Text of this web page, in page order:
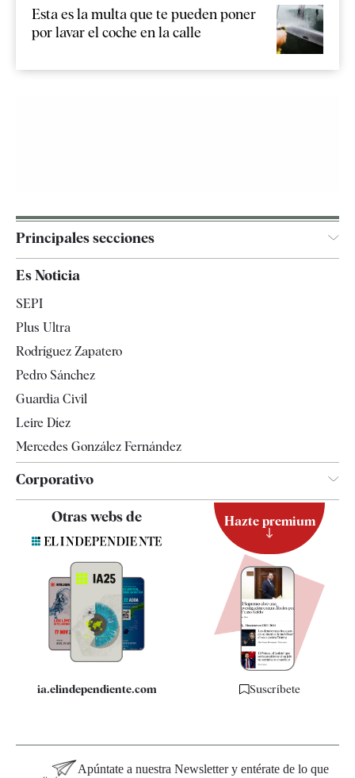
Esta es la multa que te pueden poner
por lavar el coche en la calle
Principales secciones
Televisión
Es Noticia
SEPI
Plus Ultra
Rodríguez Zapatero
Pedro Sánchez
Guardia Civil
Leire Díez
Mercedes González Fernández
Corporativo
Quiénes somos
Especificaciones
Otras webs de
ia.elindependiente.com
Hazte premium
Suscríbete
Apúntate a nuestra Newsletter y entérate de lo que